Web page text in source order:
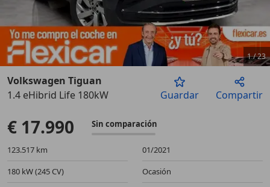
Anterior
1/23
Volkswagen Tiguan
1.4 eHibrid Life 180kW
Guardar Compartir
€ 17.990 Sin comparación
123.517 km
01/2021
180 kW (245 CV)
Ocasión